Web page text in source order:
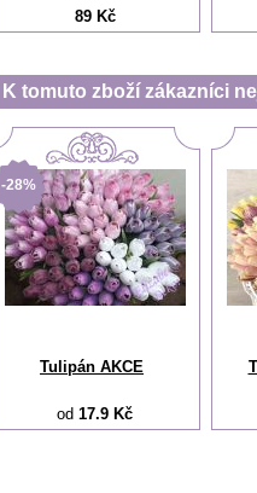
89 Kč
K tomuto zboží zákazníci
-28%
Tulipán AKCE
od 17.9 Kč